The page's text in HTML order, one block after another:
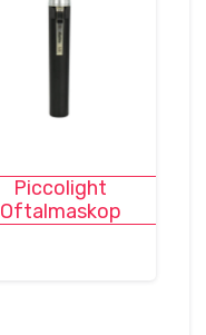
Piccolight
Oftalmaskop